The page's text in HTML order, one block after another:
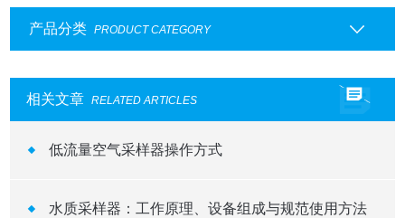
产品分类 PRODUCT CATEGORY
相关文章 RELATED ARTICLES
低流量空气采样器操作方式
水质采样器：工作原理、设备组成与规范使用方法